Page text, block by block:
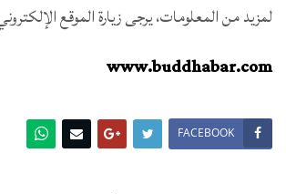
لمزيد من المعلومات، يرجى زيارة الموقع
www.buddhabar.com
FACEBOOK